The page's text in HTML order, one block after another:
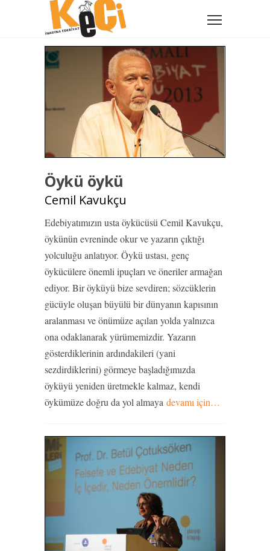
Öykü öykü
Cemil Kavukçu
Edebiyatımızın usta öykücüsü Cemil Kavukçu,
öykünün evreninde okur ve yazarın çıktığı
yolculuğu anlatıyor. Öykü ustası, genç
öykücülere önemli ipuçları ve öneriler armağan
ediyor. Bir öyküyü bize sevdiren; sözcüklerin
gücüyle oluşan büyülü bir dünyanın kapısının
aralanması ve önümüze açılan yolda yalnızca
ona odaklanarak yürümemizdir. Yazarın
gösterdiklerinin ardındakileri (yani
sezdirdiklerini) görmeye başladığımızda
öyküyü yeniden üretmekle kalmaz, kendi
öykümüze doğru da yol almaya devamı için…